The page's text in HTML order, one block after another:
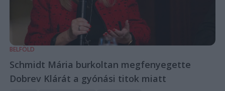
BELFÖLD
Schmidt Mária burkoltan megfenyegette
Dobrev Klárát a gyónási titok miatt